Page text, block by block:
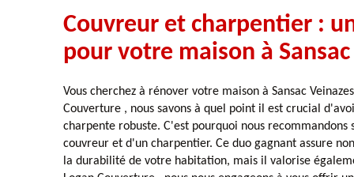
Couvreur et charpentier :
pour votre maison à Sansac
Vous cherchez à rénover votre maison à Sansac
Couverture , nous savons à quel point il est crucial
charpente robuste. C'est pourquoi nous recommandons
couvreur et d'un charpentier. Ce duo gagnant assure
la durabilité de votre habitation, mais il valorise